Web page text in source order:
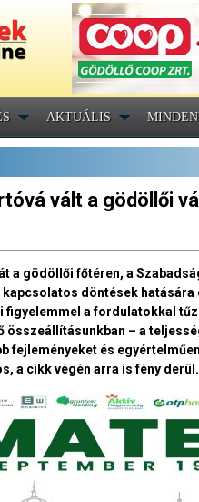
AKTUÁLIS
vált a gödöllői
a gödöllői főtéren, a
döntések
figyelemmel a fordulatokkal
– a
fejleményeket és
a cikk végén arra is fény